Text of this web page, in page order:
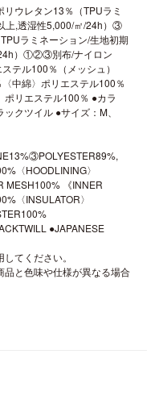
ウレタン13％（TPUラミ
上,透湿性5,000/㎡/24h）③
ラミネーション/生地初期
）①②③別布/ナイロン
テル100％（メッシュ）
中綿〉ポリエステル100％
ポリエステル100％ ●カラ
クツイル ●サイズ：M、
〈HOODLINING〉
MESH100% 《INNER
〈INSULATOR〉
●JAPANESE
てください。
品と色味や仕様が異なる場合